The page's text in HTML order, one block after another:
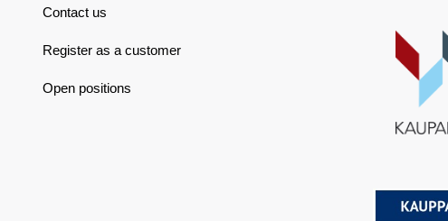
Contact us
Register as a customer
Open positions